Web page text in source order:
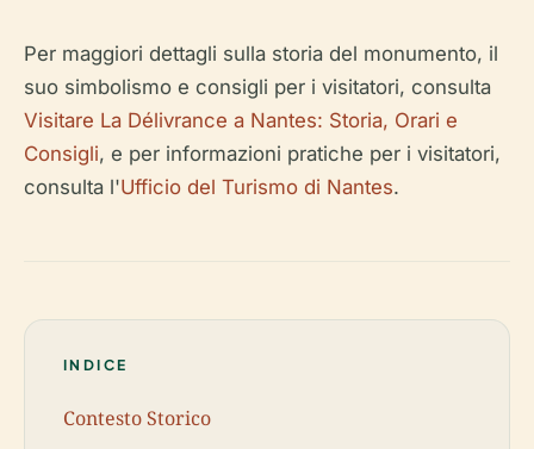
Per maggiori dettagli sulla storia del monumento, il
suo simbolismo e consigli per i visitatori, consulta
Visitare La Délivrance a Nantes: Storia, Orari e
Consigli, e per informazioni pratiche per i visitatori,
consulta l'Ufficio del Turismo di Nantes.
INDICE
Contesto Storico